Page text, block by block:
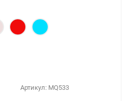
Артикул: MQ533